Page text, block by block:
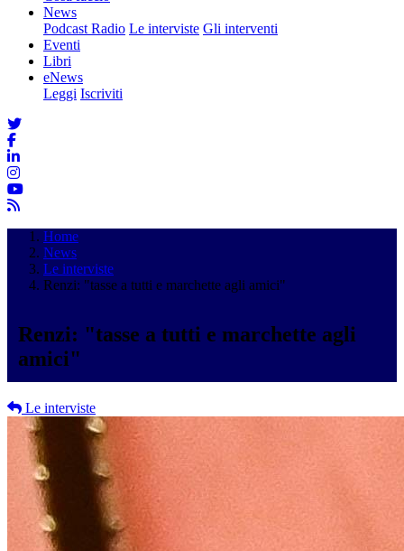
News
Podcast Radio Le interviste Gli interventi
Eventi
Libri
eNews
Leggi Iscriviti
Home
News
Le interviste
Renzi: "tasse a tutti e marchette agli amici"
Renzi: "tasse a tutti e marchette agli
amici"
Le interviste